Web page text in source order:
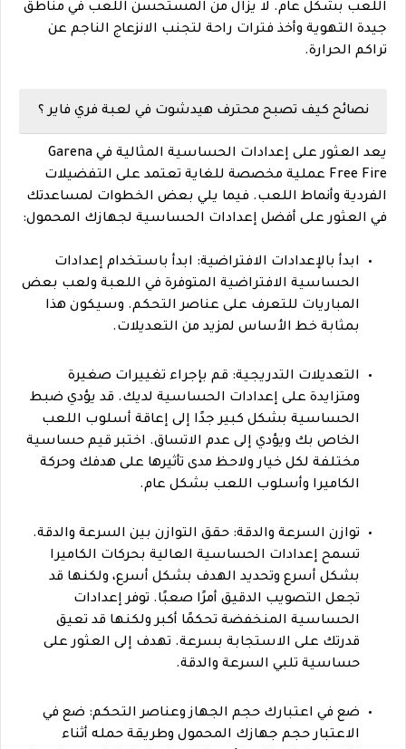
اللعب بشكل عام. لا يزال من المستحسن اللعب في مناطق
جيدة التهوية وأخذ فترات راحة لتجنب الانزعاج الناجم عن
تراكم الحرارة.
نصائح كيف تصبح محترف هيدشوت في لعبة فري فاير ؟
يعد العثور على إعدادات الحساسية المثالية في Garena
Free Fire عملية مخصصة للغاية تعتمد على التفضيلات
الفردية وأنماط اللعب. فيما يلي بعض الخطوات لمساعدتك
في العثور على أفضل إعدادات الحساسية لجهازك المحمول:
ابدأ بالإعدادات الافتراضية: ابدأ باستخدام إعدادات
الحساسية الافتراضية المتوفرة في اللعبة ولعب بعض
المباريات للتعرف على عناصر التحكم. وسيكون هذا
بمثابة خط الأساس لمزيد من التعديلات.
التعديلات التدريجية: قم بإجراء تغييرات صغيرة
ومتزايدة على إعدادات الحساسية لديك. قد يؤدي ضبط
الحساسية بشكل كبير جدًا إلى إعاقة أسلوب اللعب
الخاص بك ويؤدي إلى عدم الاتساق. اختبر قيم حساسية
مختلفة لكل خيار ولاحظ مدى تأثيرها على هدفك وحركة
الكاميرا وأسلوب اللعب بشكل عام.
توازن السرعة والدقة: حقق التوازن بين السرعة والدقة.
تسمح إعدادات الحساسية العالية بحركات الكاميرا
بشكل أسرع وتحديد الهدف بشكل أسرع، ولكنها قد
تجعل التصويب الدقيق أمرًا صعبًا. توفر إعدادات
الحساسية المنخفضة تحكمًا أكبر ولكنها قد تعيق
قدرتك على الاستجابة بسرعة. تهدف إلى العثور على
حساسية تلبي السرعة والدقة.
ضع في اعتبارك حجم الجهاز وعناصر التحكم: ضع في
الاعتبار حجم جهازك المحمول وطريقة حمله أثناء